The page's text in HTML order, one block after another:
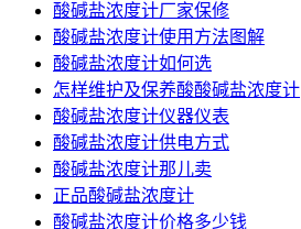
酸碱盐浓度计厂家保修
酸碱盐浓度计使用方法图解
酸碱盐浓度计如何选
怎样维护及保养酸酸碱盐浓度计
酸碱盐浓度计仪器仪表
酸碱盐浓度计供电方式
酸碱盐浓度计那儿卖
正品酸碱盐浓度计
酸碱盐浓度计价格多少钱